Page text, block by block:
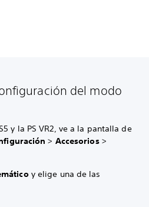
del modo
y la PS VR2, ve a la pantalla de
> Accesorios>
y elige una de las